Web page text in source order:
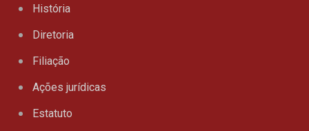
História
Diretoria
Filiação
Ações jurídicas
Estatuto